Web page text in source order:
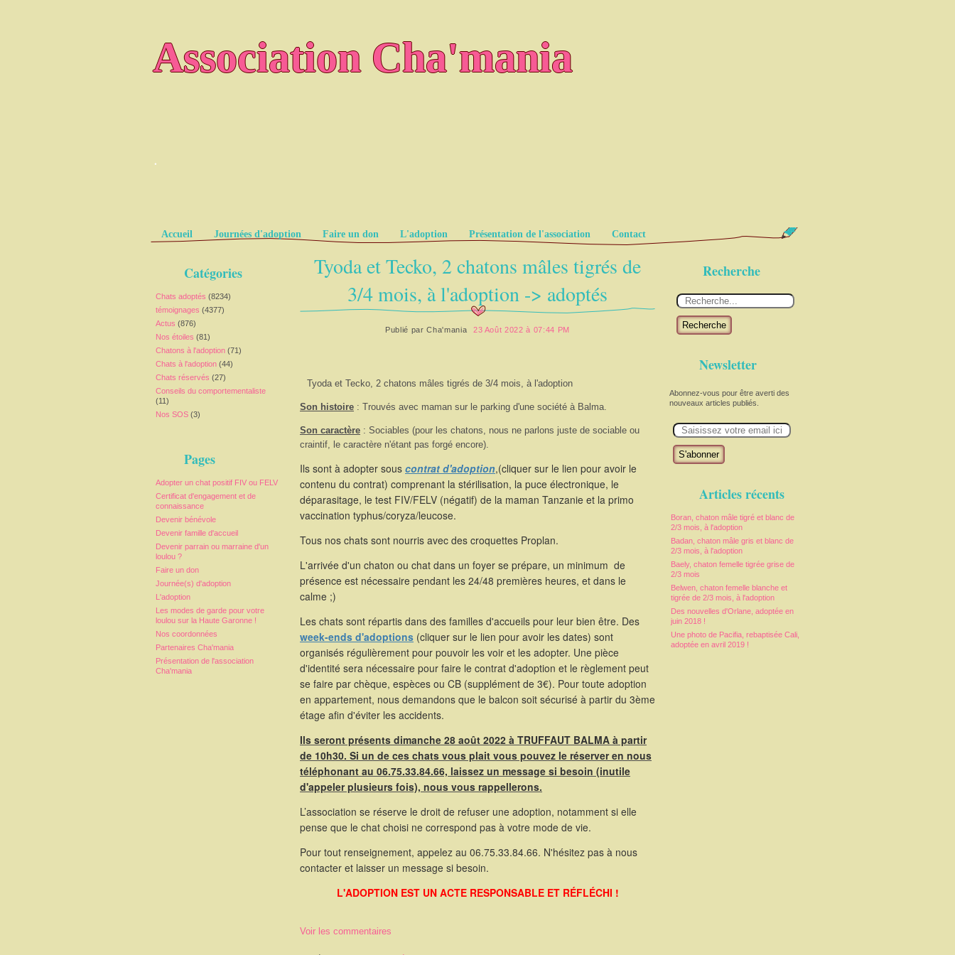
Association Cha'mania
.
Pages
Accueil Journées d'adoption Faire un don L'adoption Présentation de l'association Contact
Catégories
Chats adoptés (8234)
témoignages (4377)
Actus (876)
Nos étoiles (81)
Chatons à l'adoption (71)
Chats à l'adoption (44)
Chats réservés (27)
Conseils du comportementaliste
(11)
Nos SOS (3)
Pages
Adopter un chat positif FIV ou FELV
Certificat d'engagement et de
connaissance
Devenir bénévole
Devenir famille d'accueil
Devenir parrain ou marraine d'un
loulou ?
Faire un don
Journée(s) d'adoption
L'adoption
Les modes de garde pour votre
loulou sur la Haute Garonne !
Nos coordonnées
Partenaires Cha'mania
Présentation de l'association
Cha'mania
Recherche
Recherche
Newsletter
Abonnez-vous pour être averti des
nouveaux articles publiés.
m
Articles récents
Boran, chaton mâle tigré et blanc de
2/3 mois, à l'adoption
Badan, chaton mâle gris et blanc de
2/3 mois, à l'adoption
Baely, chaton femelle tigrée grise de
2/3 mois
Belwen, chaton femelle blanche et
tigrée de 2/3 mois, à l'adoption
Des nouvelles d'Orlane, adoptée en
juin 2018 !
Une photo de Pacifia, rebaptisée Cali,
adoptée en avril 2019 !
Tyoda et Tecko, 2 chatons mâles tigrés de
3/4 mois, à l'adoption -> adoptés
Publié parCha'mania 23 Août 2022 à 07:44 PM
Tyoda et Tecko, 2 chatons mâles tigrés de 3/4 mois, à l'adoption
Son histoire : Trouvés avec maman sur le parking d'une société à Balma.
Son caractère : Sociables (pour les chatons, nous ne parlons juste de sociable ou
craintif, le caractère n'étant pas forgé encore).
Ils sont à adopter sous contrat d'adoption,(cliquer sur le lien pour avoir le
contenu du contrat) comprenant la stérilisation, la puce électronique, le
déparasitage, le test FIV/FELV (négatif) de la maman Tanzanie et la primo
vaccination typhus/coryza/leucose.
Tous nos chats sont nourris avec des croquettes Proplan.
L'arrivée d'un chaton ou chat dans un foyer se prépare, un minimum de
présence est nécessaire pendant les 24/48 premières heures, et dans le
calme ;)
Les chats sont répartis dans des familles d'accueils pour leur bien être. Des
week-ends d'adoptions (cliquer sur le lien pour avoir les dates) sont
organisés régulièrement pour pouvoir les voir et les adopter. Une pièce
d'identité sera nécessaire pour faire le contrat d'adoption et le règlement peut
se faire par chèque, espèces ou CB (supplément de 3€). Pour toute adoption
en appartement, nous demandons que le balcon soit sécurisé à partir du 3ème
étage afin d'éviter les accidents.
Ils seront présents dimanche 28 août 2022 à TRUFFAUT BALMA à partir
de 10h30. Si un de ces chats vous plait vous pouvez le réserver en nous
téléphonant au 06.75.33.84.66, laissez un message si besoin (inutile
d'appeler plusieurs fois), nous vous rappellerons.
L’association se réserve le droit de refuser une adoption, notamment si elle
pense que le chat choisi ne correspond pas à votre mode de vie.
Pour tout renseignement, appelez au 06.75.33.84.66. N'hésitez pas à nous
contacter et laisser un message si besoin.
L'ADOPTION EST UN ACTE RESPONSABLE ET RÉFLÉCHI !
Voir les commentaires